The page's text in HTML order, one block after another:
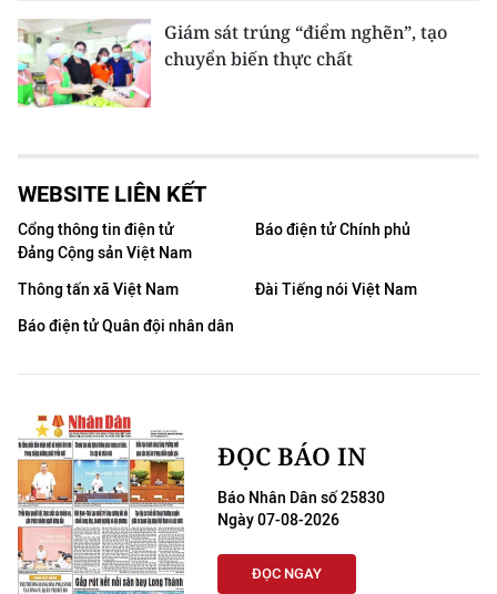
Giám sát trúng “điểm nghẽn”, tạo
chuyển biến thực chất
WEBSITE LIÊN KẾT
Cổng thông tin điện tử
Đảng Cộng sản Việt Nam
Báo điện tử Chính phủ
Thông tấn xã Việt Nam
Đài Tiếng nói Việt Nam
Báo điện tử Quân đội nhân dân
ĐỌC BÁO IN
Báo Nhân Dân số 25830
Ngày 07-08-2026
ĐỌC NGAY